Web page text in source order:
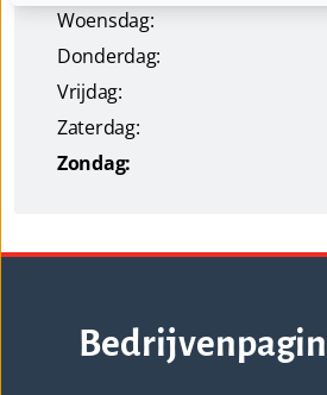
Woensdag:
Donderdag:
Vrijdag:
Zaterdag:
Zondag: